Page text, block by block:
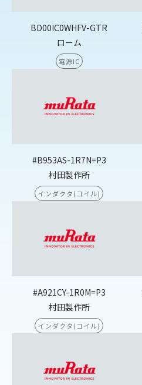
BD00IC0WHFV-GTR
ローム
電源IC
#B953AS-1R7N=P3
村田製作所
インダクタ(コイル)
#A921CY-1R0M=P3
村田製作所
インダクタ(コイル)